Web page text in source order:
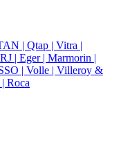
| Qtap | Vitra |
| Eger | Marmorin |
| Volle | Villeroy &
| Roca